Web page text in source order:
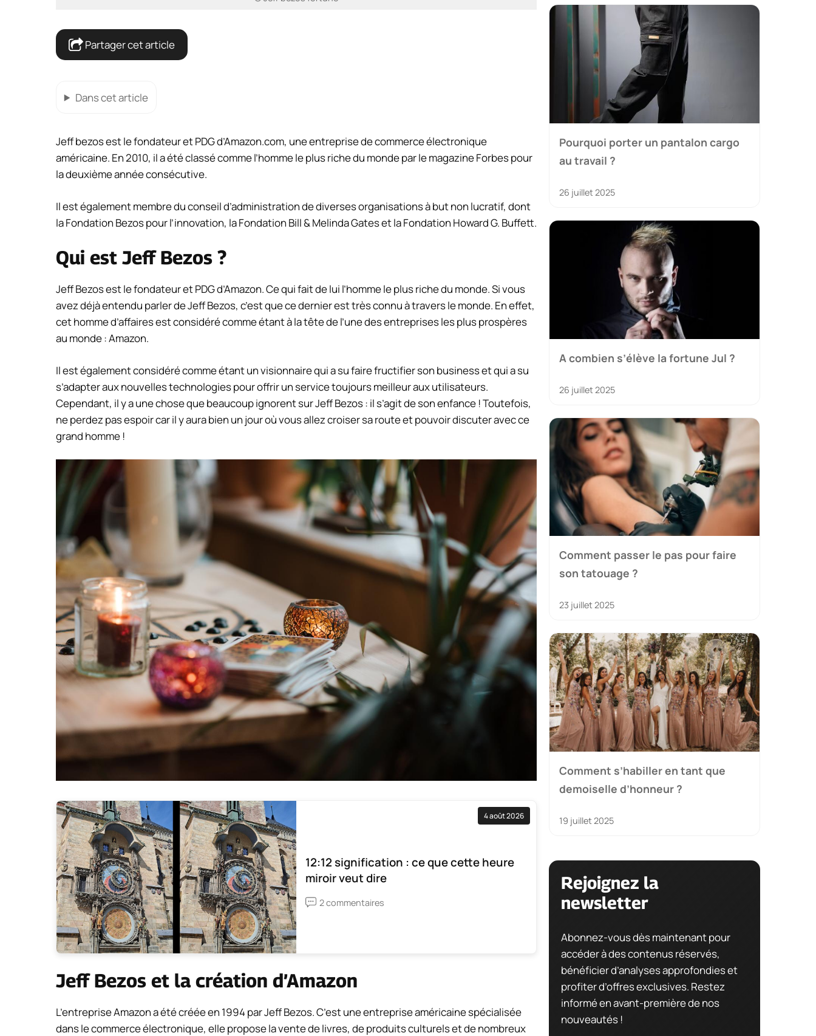
Partager cet article
Dans cet article
Jeff bezos est le fondateur et PDG d’Amazon.com, une entreprise de commerce électronique
américaine. En 2010, il a été classé comme l’homme le plus riche du monde par le magazine Forbes pour
la deuxième année consécutive.
Il est également membre du conseil d’administration de diverses organisations à but non lucratif, dont
la Fondation Bezos pour l’innovation, la Fondation Bill & Melinda Gates et la Fondation Howard G. Buffett.
Qui est Jeff Bezos ?
Jeff Bezos est le fondateur et PDG d’Amazon. Ce qui fait de lui l’homme le plus riche du monde. Si vous
avez déjà entendu parler de Jeff Bezos, c’est que ce dernier est très connu à travers le monde. En effet,
cet homme d’affaires est considéré comme étant à la tête de l’une des entreprises les plus prospères
au monde : Amazon.
Il est également considéré comme étant un visionnaire qui a su faire fructifier son business et qui a su
s’adapter aux nouvelles technologies pour offrir un service toujours meilleur aux utilisateurs.
Cependant, il y a une chose que beaucoup ignorent sur Jeff Bezos : il s’agit de son enfance ! Toutefois,
ne perdez pas espoir car il y aura bien un jour où vous allez croiser sa route et pouvoir discuter avec ce
grand homme !
4 août 2026
12:12 signification : ce que cette heure
miroir veut dire
2 commentaires
Jeff Bezos et la création d’Amazon
L’entreprise Amazon a été créée en 1994 par Jeff Bezos. C’est une entreprise américaine spécialisée
dans le commerce électronique, elle propose la vente de livres, de produits culturels et de nombreux
Pourquoi porter un pantalon cargo
au travail ?
26 juillet 2025
A combien s’élève la fortune Jul ?
26 juillet 2025
Comment passer le pas pour faire
son tatouage ?
23 juillet 2025
Comment s’habiller en tant que
demoiselle d’honneur ?
19 juillet 2025
Rejoignez la
newsletter
Abonnez-vous dès maintenant pour
accéder à des contenus réservés,
bénéficier d’analyses approfondies et
profiter d’offres exclusives. Restez
informé en avant-première de nos
nouveautés !